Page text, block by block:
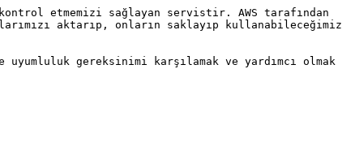
etmemizi sağlayan servistir. AWS tarafından
aktarıp, onların saklayıp kullanabileceğimiz
uyumluluk gereksinimi karşılamak ve yardımcı olmak